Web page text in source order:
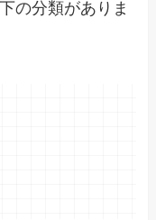
の分類がありま